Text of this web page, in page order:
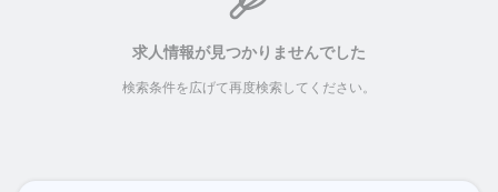
検索履歴・保存した条件
求人情報が見つかりませんでした
検索条件を広げて再度検索してください。